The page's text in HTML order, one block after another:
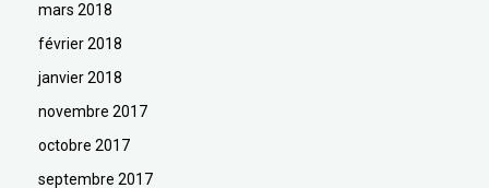
mars 2018
février 2018
janvier 2018
novembre 2017
octobre 2017
septembre 2017